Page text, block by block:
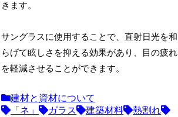
きます。
サングラスに使用することで、直射日光を和
らげて眩しさを抑える効果があり、目の疲れ
を軽減させることができます。
建材と資材について
「ネ」
ガラス 建築材料
熱割れ